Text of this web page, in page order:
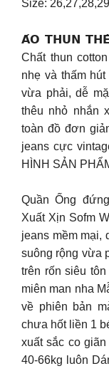
Size:
𝗔́𝗢 𝗧𝗛𝗨𝗡
Chất thun
nhẹ và thấm
vừa phải, dễ
thêu nhỏ nhắn
toàn đồ đơn
jeans cực
HÌNH SẢN
Quần Ống
Xuất Xịn Sofm
jeans mềm mại,
suông rộng vừa
trên rốn siêu
miên man nha
về phiên bản
chưa hốt liền 1
xuất sắc co
40-66kg luôn